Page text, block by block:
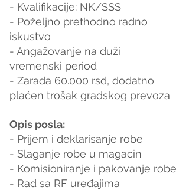
- Kvalifikacije: NK/SSS
- Poželjno prethodno radno
iskustvo
- Angažovanje na duži
vremenski period
- Zarada 60.000 rsd, dodatno
plaćen trošak gradskog prevoza
Opis posla:
- Prijem i deklarisanje robe
- Slaganje robe u magacin
- Komisioniranje i pakovanje robe
- Rad sa RF uređajima